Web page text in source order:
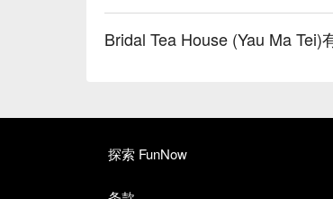
Bridal Tea House (Yau Ma Tei)
探索 FunNow